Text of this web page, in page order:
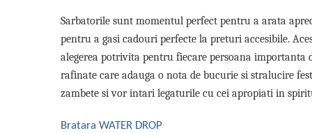
Cadouri Cuplu
Pijamale de CRACIUN
Pijamale de dama
Pijamale de barbati
Halate si capoate
Sarbatorile sunt momentul perfect pentru a arata
pentru a gasi cadouri perfecte la preturi accesibile.
alegerea potrivita pentru fiecare persoana importanta
rafinate care adauga o nota de bucurie si stralucire
zambete si vor intari legaturile cu cei apropiati in
Bratara WATER DROP